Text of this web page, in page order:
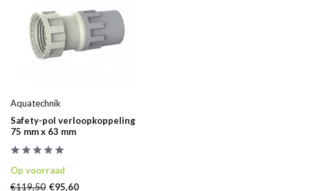
Aquatechnik
Safety-pol verloopkoppeling
75 mm x 63 mm
Op voorraad
€119,50 €95,60